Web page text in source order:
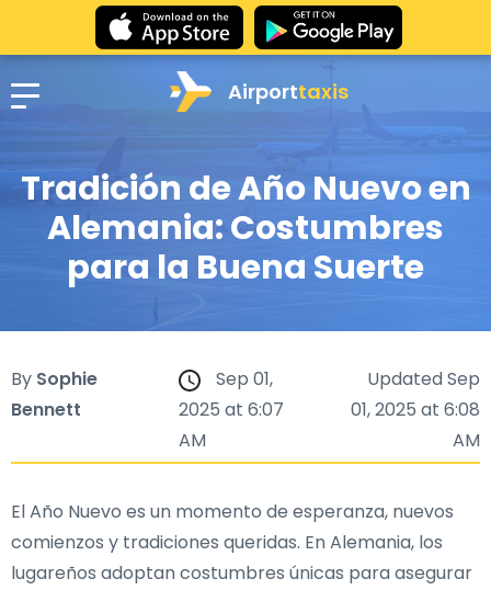
Airporttaxis
Tradición de Año Nuevo en
Alemania: Costumbres
para la Buena Suerte
By Sophie
Bennett
Sep 01,
2025 at 6:07
AM
Updated Sep
01, 2025 at 6:08
AM
El Año Nuevo es un momento de esperanza, nuevos
comienzos y tradiciones queridas. En Alemania, los
lugareños adoptan costumbres únicas para asegurar